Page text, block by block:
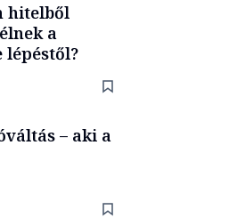
hitelből
a
lépéstől?
– aki a